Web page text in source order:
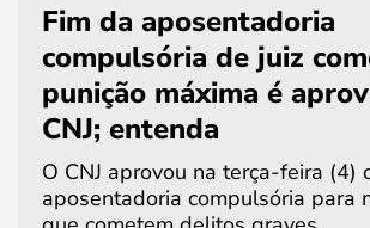
Fim da aposentadoria
compulsória de juiz
punição máxima é
CNJ; entenda
O CNJ aprovou na terça-feira (4)
aposentadoria compulsória para